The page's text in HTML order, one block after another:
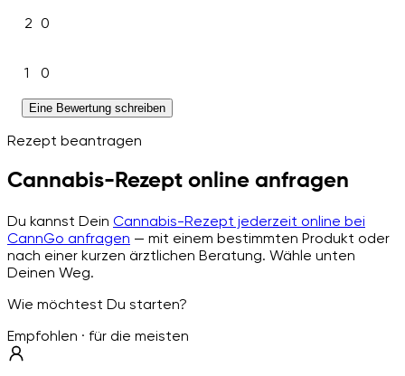
2 0
1 0
Eine Bewertung schreiben
Rezept beantragen
Cannabis-Rezept online anfragen
Du kannst Dein Cannabis-Rezept jederzeit online bei
CannGo anfragen — mit einem bestimmten Produkt oder
nach einer kurzen ärztlichen Beratung. Wähle unten
Deinen Weg.
Wie möchtest Du starten?
Empfohlen · für die meisten